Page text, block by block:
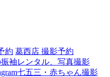
約 葛西店 撮影予約
七五三・赤ちゃん撮影